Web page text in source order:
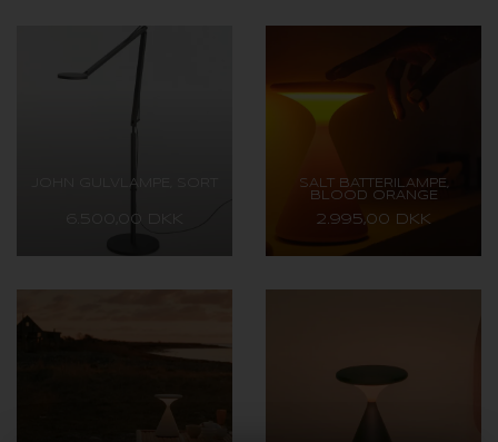
JOHN GULVLAMPE, SORT
6.500,00 DKK
SALT BATTERILAMPE,
BLOOD ORANGE
2.995,00 DKK